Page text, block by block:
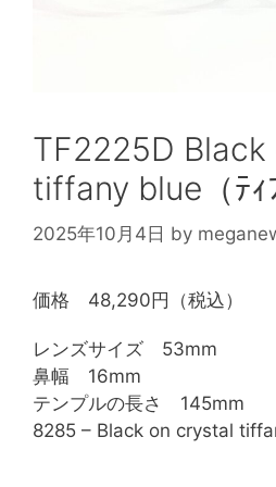
TF2225D
tiffany blue（ﾃｨﾌ
2025年10月4日 by
価格 48,290円（税込）
レンズサイズ 53mm
鼻幅 16mm
テンプルの長さ 145mm
8285 – Black on crystal